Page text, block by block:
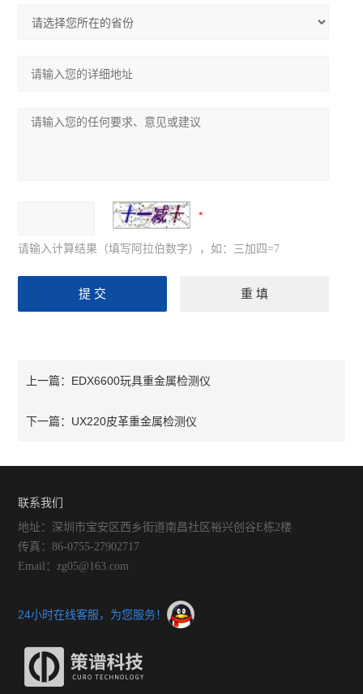
请输入计算结果（填写阿拉伯数字），如：三加四=7
上一篇： EDX6600玩具重金属检测仪
下一篇： UX220皮革重金属检测仪
联系我们
地址：深圳市宝安区西乡街道南昌社区裕兴创谷E栋2楼
传真：86-0755-27902717
Email：zg05@163.com
24小时在线客服，为您服务！